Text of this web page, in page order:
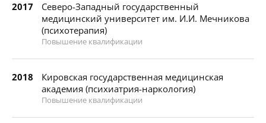
2017
Северо-Западный государственный
медицинский университет им. И.И. Мечникова
(психотерапия)
Повышение квалификации
2018
Кировская государственная медицинская
академия (психиатрия-наркология)
Повышение квалификации